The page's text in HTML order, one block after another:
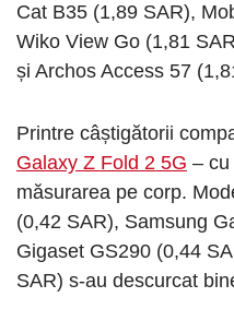
Cat B35 (1,89 SAR),
Wiko View Go (1,81
și Archos Access 57
Printre câștigătorii
Galaxy Z Fold 2 5G – cu
măsurarea pe corp.
(0,42 SAR), Samsung
Gigaset GS290 (0,44
SAR) s-au descurcat